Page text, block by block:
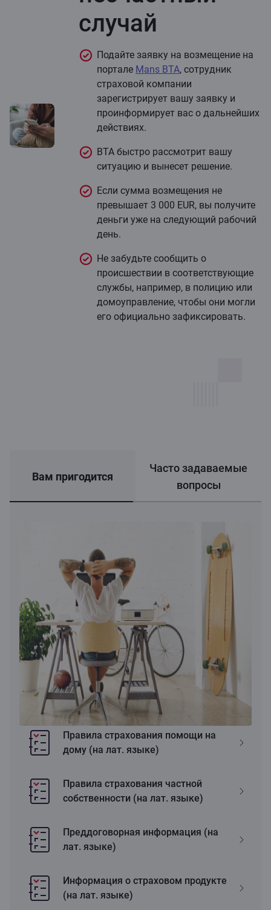
случай
Подайте заявку на возмещение на
портале Mans BTA, сотрудник
страховой компании
зарегистрирует вашу заявку и
проинформирует вас о дальнейших
действиях.
BTA быстро рассмотрит вашу
ситуацию и вынесет решение.
Если сумма возмещения не
превышает 3 000 EUR, вы получите
деньги уже на следующий рабочий
день.
Не забудьте сообщить о
происшествии в соответствующие
службы, например, в полицию или
домоуправление, чтобы они могли
его официально зафиксировать.
Вам пригодится
Часто задаваемые
вопросы
Правила страхования помощи на
дому (на лат. языке)
Правила страхования частной
собственности (на лат. языке)
Преддоговорная информация (на
лат. языке)
Информация о страховом продукте
(на лат. языке)